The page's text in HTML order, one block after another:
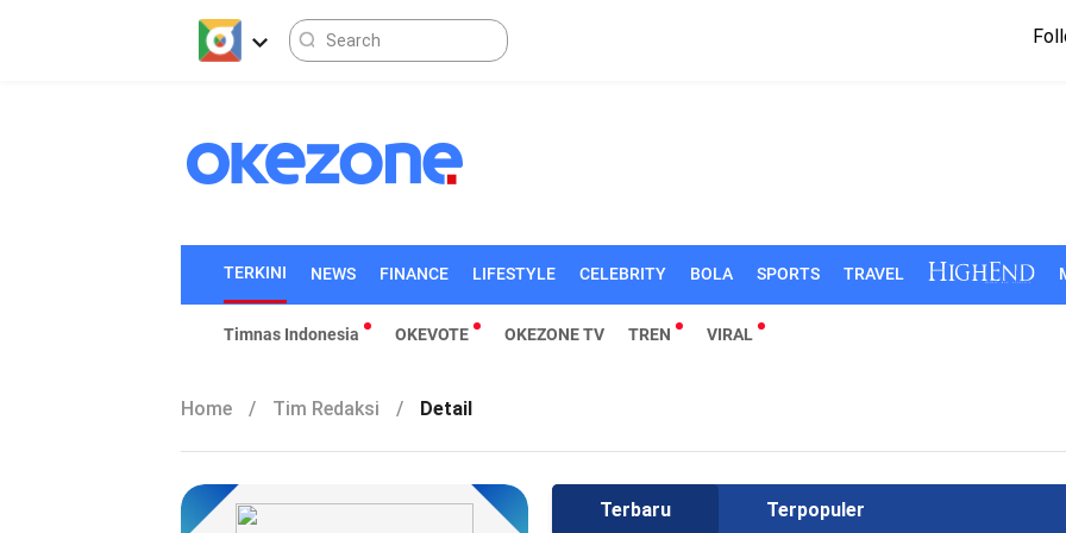
TERKINI NEWS FINANCE LIFESTYLE CELEBRITY BOLA SPORTS TRAVEL
Timnas Indonesia OKEVOTE OKEZONE TV TREN VIRAL
Home / Tim Redaksi / Detail
Terbaru Terpopuler